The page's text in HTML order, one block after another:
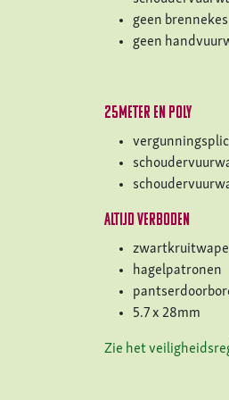
geen brennekes
geen
25meter en poly
altijd verboden
hagelpatronen
5.7 x 28mm
Zie het